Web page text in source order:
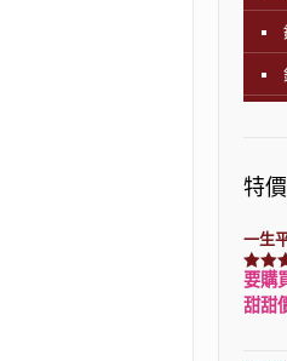
特
一生
評分
要購
甜甜